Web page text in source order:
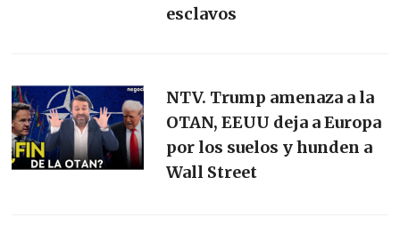
esclavos
NTV. Trump amenaza a la
OTAN, EEUU deja a Europa
por los suelos y hunden a
Wall Street